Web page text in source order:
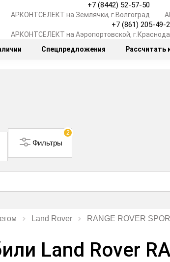
+7 (8442) 52-57-50
АРКОНТСЕЛЕКТ на Землячки, г.Волгоград
+7 (861) 205-49-
АРКОНТСЕЛЕКТ на Аэропортовской,
Спецпредложения Рассчитать
2
Фильтры
Land Rover RANGE ROVER
Land Rover